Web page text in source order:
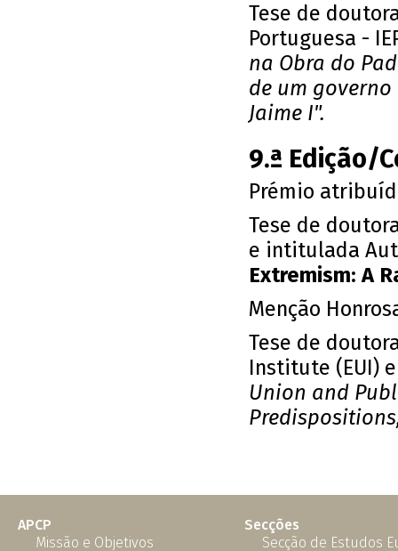
Tese de
Portuguesa -
na Obra do
de um
Jaime I".
9.ª Edição/
Prémio
Tese de
e intitulada
Extremism: A
Menção
Tese de
Institute (EUI)
Union and
APCP
Missão e Objetivos
Secções
Secção de Estudos